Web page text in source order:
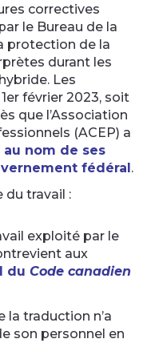
correctives
le Bureau de la
protection de la
durant les
Les
février 2023, soit
que l’Association
(ACEP) a
nom de ses
fédéral.
du travail :
exploité par le
aux
du Code canadien
la traduction n’a
son personnel en